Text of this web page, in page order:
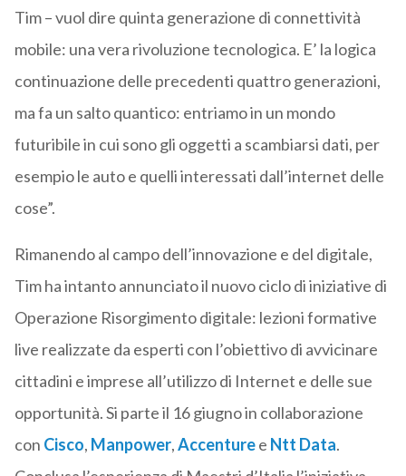
Tim – vuol dire quinta generazione di connettività
mobile: una vera rivoluzione tecnologica. E’ la logica
continuazione delle precedenti quattro generazioni,
ma fa un salto quantico: entriamo in un mondo
futuribile in cui sono gli oggetti a scambiarsi dati, per
esempio le auto e quelli interessati dall’internet delle
cose”.
Rimanendo al campo dell’innovazione e del digitale,
Tim ha intanto annunciato il nuovo ciclo di iniziative di
Operazione Risorgimento digitale: lezioni formative
live realizzate da esperti con l’obiettivo di avvicinare
cittadini e imprese all’utilizzo di Internet e delle sue
opportunità. Si parte il 16 giugno in collaborazione
con Cisco, Manpower,Accenturee Ntt Data.